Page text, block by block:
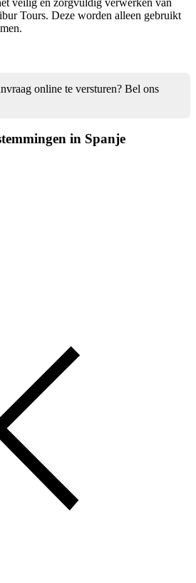
Tours. Deze worden alleen gebruikt
online te versturen? Bel ons
in Spanje